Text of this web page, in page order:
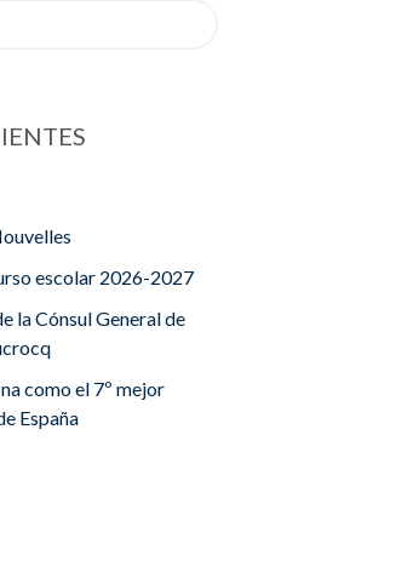
escolar 2026-2027
la Cónsul General de
como el 7º mejor
España